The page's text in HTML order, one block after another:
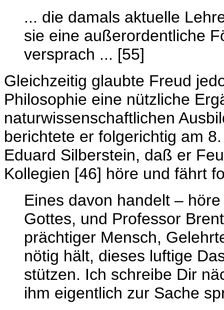
... die damals aktuelle
sie eine außerordentliche
versprach ... [55]
Gleichzeitig glaubte Freud
Philosophie eine nützliche
naturwissenschaftlichen
berichtete er folgerichtig am
Eduard Silberstein, daß er
Kollegien [46] höre und fährt
Eines davon handelt –
Gottes, und Professor
prächtiger Mensch,
nötig hält, dieses luftige
stützen. Ich schreibe Dir
ihm eigentlich zur Sache